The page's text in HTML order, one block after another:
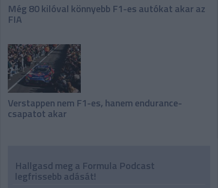
Még 80 kilóval könnyebb F1-es autókat akar az
FIA
Verstappen nem F1-es, hanem endurance-
csapatot akar
Hallgasd meg a Formula Podcast
legfrissebb adását!